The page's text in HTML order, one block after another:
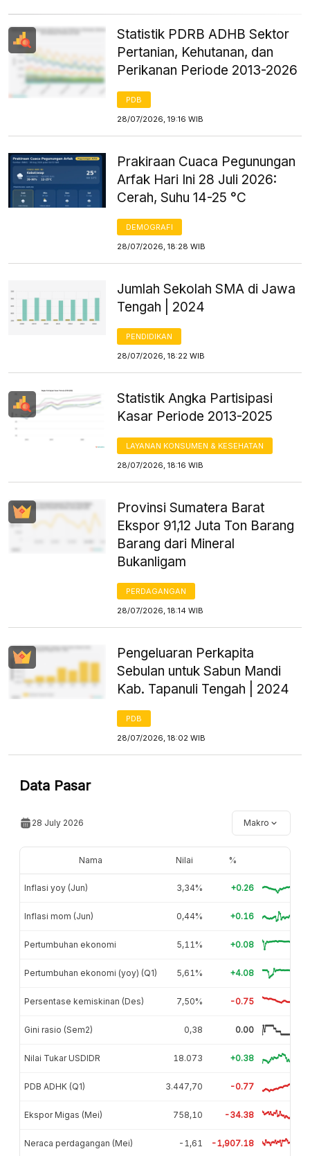
Statistik PDRB ADHB Sektor
Pertanian, Kehutanan, dan
Perikanan Periode 2013-2026
PDB
28/07/2026, 19:16 WIB
Prakiraan Cuaca Pegunungan
Arfak Hari Ini 28 Juli 2026:
Cerah, Suhu 14-25 °C
DEMOGRAFI
28/07/2026, 18:28 WIB
Jumlah Sekolah SMA di Jawa
Tengah | 2024
PENDIDIKAN
28/07/2026, 18:22 WIB
Statistik Angka Partisipasi
Kasar Periode 2013-2025
LAYANAN KONSUMEN & KESEHATAN
28/07/2026, 18:16 WIB
Provinsi Sumatera Barat
Ekspor 91,12 Juta Ton Barang
Barang dari Mineral
Bukanligam
PERDAGANGAN
28/07/2026, 18:14 WIB
Pengeluaran Perkapita
Sebulan untuk Sabun Mandi
Kab. Tapanuli Tengah | 2024
PDB
28/07/2026, 18:02 WIB
Data Pasar
28 July 2026 Makro
Nama Nilai %
Inflasi yoy (Jun) 3,34% +0.26
Inflasi mom (Jun) 0,44% +0.16
Pertumbuhan ekonomi 5,11% +0.08
Pertumbuhan ekonomi (yoy) (Q1) 5,61% +4.08
Persentase kemiskinan (Des) 7,50% -0.75
Gini rasio (Sem2) 0,38 0.00
Nilai Tukar USDIDR 18.073 +0.38
PDB ADHK (Q1) 3.447,70 -0.77
Ekspor Migas (Mei) 758,10 -34.38
Neraca perdagangan (Mei) -1,61 -1,907.18